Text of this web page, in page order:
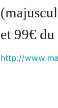
et 99€
http://